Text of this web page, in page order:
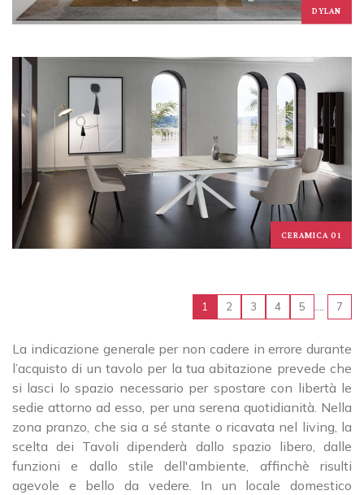
DYLAN
CERAMICA 01
1 2 3 4 5 7
La indicazione generale per non cadere in errore durante
l’acquisto di un tavolo per la tua abitazione prevede che
si lasci lo spazio necessario per spostare con libertà le
sedie attorno ad esso, per una serena quotidianità. Nella
zona pranzo, che sia a sé stante o ricavata nel living, la
scelta dei Tavoli dipenderà dallo spazio libero, dalle
funzioni e dallo stile dell'ambiente, affinchè risulti
agevole e bello da vedere. In un locale domestico